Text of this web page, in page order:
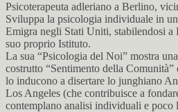
Psicoterapeuta adleriano a Berlino,
Sviluppa la psicologia individuale in
Emigra negli Stati Uniti, stabilendosi a
suo proprio Istituto.
La sua “Psicologia del Noi” mostra
costrutto “Sentimento della
lo inducono a disertare lo junghiano
Los Angeles (che contribuisce a
contemplano analisi individuali e poco